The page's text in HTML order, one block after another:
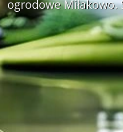
ogrodowe Miłakowo.